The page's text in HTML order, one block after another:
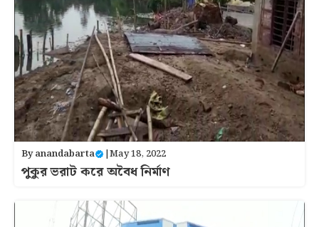
Byanandabarta |May 18, 2022
পুকুর ভরাট করে অবৈধ নির্মাণ